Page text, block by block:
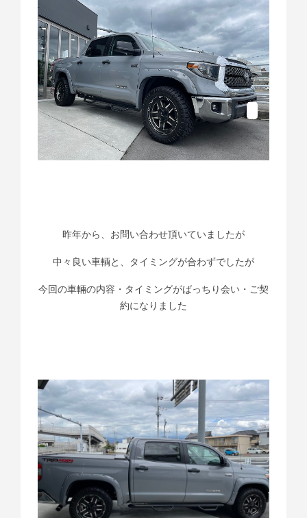
昨年から、お問い合わせ頂いていましたが
中々良い車輌と、タイミングが合わずでしたが
今回の車輛の内容・タイミングがばっちり会い・ご契
約になりました